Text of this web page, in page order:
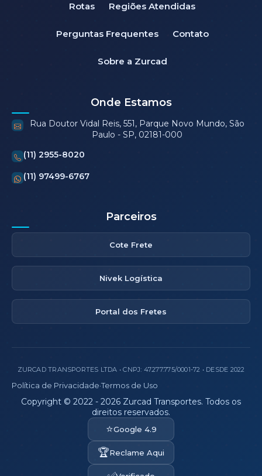
Rotas Regiões Atendidas
Perguntas Frequentes Contato
Sobre a Zurcad
Onde Estamos
Rua Doutor Vidal Reis, 551, Parque Novo Mundo, São
Paulo - SP, 02181-000
(11) 2955-8020
(11) 97499-6767
Parceiros
Cote Frete
Nivek Logística
Portal dos Fretes
ZURCAD TRANSPORTES LTDA • CNPJ: 47.277.775/0001-72 • DESDE 2022
Política de Privacidade·Termos de Uso
Copyright © 2022 - 2026 Zurcad Transportes. Todos os
direitos reservados.
⭐Google 4.9
🏆Reclame Aqui